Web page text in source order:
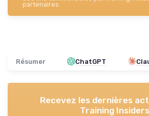
partenaires.
Résumer ChatGPT
Recevez les dernières
Training Insiders